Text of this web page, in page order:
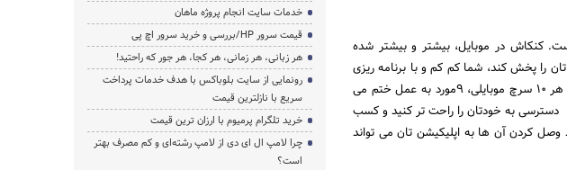
کنکاش در موبایل، بیشتر و بیشتر شده
پخش کند، شما کم کم و با برنامه ریزی
بیشتر در نتایج جست و جو ها هم نمایش داده می شوید. آیا می دانستید از هر 10 سرچ موبایلی، 9مورد به عمل ختم می
دسترسی به خودتان را راحت تر کنید و کسب
کردن آن ها به اپلیکیشن تان می تواند
خدمات سایت انجام پروژه ماهان
قیمت سرور HP/بررسی و خرید سرور اچ پی
هر زبانی، هر زمانی، هر کجا، هر جور که راحتید!
رونمایی از سایت بلوباکس با هدف خدمات پرداخت
سریع با نازلترین قیمت
خرید تلگرام پرمیوم با ارزان ترین قیمت
چرا لامپ ال ای دی از لامپ رشته‌ای و کم مصرف بهتر
است؟